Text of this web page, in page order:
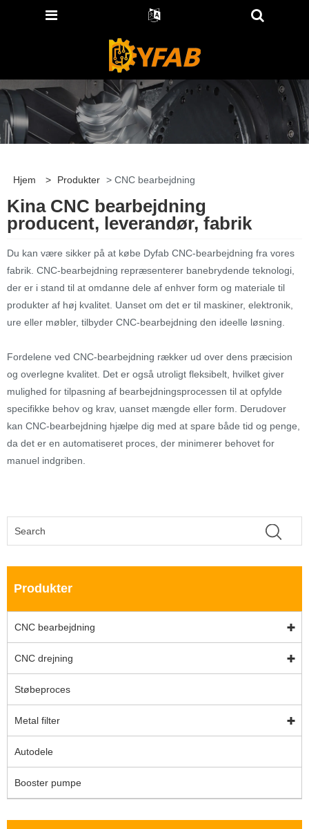
Hjem > Produkter > CNC bearbejdning
Kina CNC bearbejdning
producent, leverandør, fabrik
Du kan være sikker på at købe Dyfab CNC-bearbejdning fra vores
fabrik. CNC-bearbejdning repræsenterer banebrydende teknologi,
der er i stand til at omdanne dele af enhver form og materiale til
produkter af høj kvalitet. Uanset om det er til maskiner, elektronik,
ure eller møbler, tilbyder CNC-bearbejdning den ideelle løsning.
Fordelene ved CNC-bearbejdning rækker ud over dens præcision
og overlegne kvalitet. Det er også utroligt fleksibelt, hvilket giver
mulighed for tilpasning af bearbejdningsprocessen til at opfylde
specifikke behov og krav, uanset mængde eller form. Derudover
kan CNC-bearbejdning hjælpe dig med at spare både tid og penge,
da det er en automatiseret proces, der minimerer behovet for
manuel indgriben.
Produkter
CNC bearbejdning
CNC drejning
Støbeproces
Metal filter
Autodele
Booster pumpe